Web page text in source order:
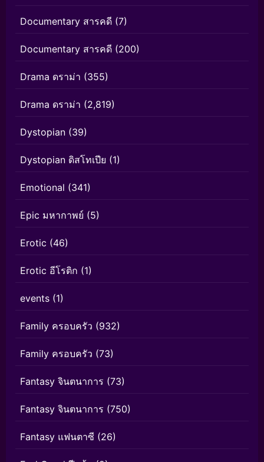
Documentary สารคดี (7)
Documentary สารคดี (200)
Drama ดราม่า (355)
Drama ดราม่า (2,819)
Dystopian (39)
Dystopian ดิสโทเปีย (1)
Emotional (341)
Epic มหากาพย์ (5)
Erotic (46)
Erotic อีโรติก (1)
events (1)
Family ครอบครัว (932)
Family ครอบครัว (73)
Fantasy จินตนาการ (73)
Fantasy จินตนาการ (750)
Fantasy แฟนตาซี (26)